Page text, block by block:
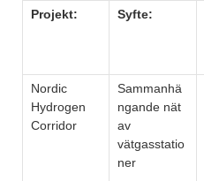
Projekt: Syfte:
Nordic
Hydrogen
Corridor
Sammanhä
ngande nät
av
vätgasstatio
ner